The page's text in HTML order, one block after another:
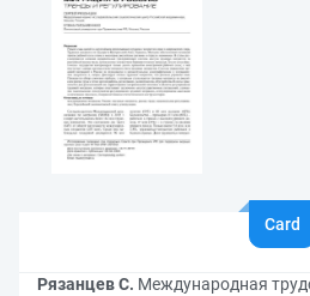
Card
Рязанцев С. Международная